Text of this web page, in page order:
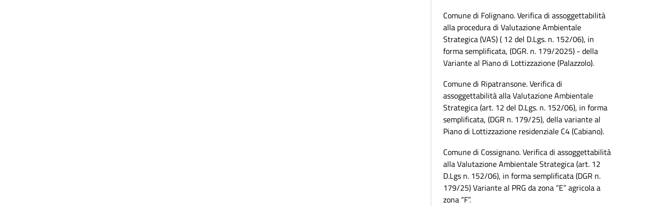
Comune di Folignano. Verifica di assoggettabilità
alla procedura di Valutazione Ambientale
Strategica (VAS) ( 12 del D.Lgs. n. 152/06), in
forma semplificata, (DGR. n. 179/2025) - della
Variante al Piano di Lottizzazione (Palazzolo).
Comune di Ripatransone. Verifica di
assoggettabilità alla Valutazione Ambientale
Strategica (art. 12 del D.Lgs. n. 152/06), in forma
semplificata, (DGR n. 179/25), della variante al
Piano di Lottizzazione residenziale C4 (Cabiano).
Comune di Cossignano. Verifica di assoggettabilità
alla Valutazione Ambientale Strategica (art. 12
D.Lgs n. 152/06), in forma semplificata (DGR n.
179/25) Variante al PRG da zona “E” agricola a
zona “F”.